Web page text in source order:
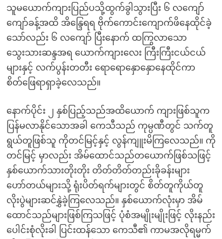
သူမယောက်ကျားပြည်ပသို့ထွက်ခွါသွားပြီး ၆ လကျော်
ကျော်ခန့်အထိ အိန္ဒြေရရ ဗိုက်ကောင်းကျောက်ဖိနေထိုင်ခဲ့
သော်လည်း ၆ လကျော် ပြီးနောက် ထကြွလာသော
သွေးသားဆန္ဒအရ ယောက်ကျားလေး ကြီးကြီးငယ်ငယ်
များနှင့် လက်ပွန်းတတီး ရောရောနှောနှောနေထိုင်ကာ
စိတ်ဖြေရာရှာခဲ့လေသည်။
နောက်ပိုင်း ၂ နှစ်ပြည့်သည်အထိယောက် ကျားဖြစ်သူက
ပြန်မလာနိုင်သောအခါ ကေသီသည် ကုမ္ပဏီတွင် သက်တူ
ရွယ်တူဖြစ်သူ ကိုတင်မြင့်နှင့် လွန်ကျူးမိကြလေသည်။ ကို
တင်မြင့် မှာလည်း အိမ်ထောင်သည်တယောက်ဖြစ်သဖြင့်
နှစ်ယောက်သားတိုးတိုး တိတ်တိတ်တည်းခိုခန်းများ
ဟော်တယ်များသို့ ရုံးပိတ်ရက်များတွင် စိတ်တူကိုယ်တူ
လိုးပွဲများဆင်နွှဲခဲ့ကြလေသည်။ နှစ်ယောက်လုံးမှာ အိမ်
ထောင်သည်များဖြစ်ကြသဖြင့် ပုံစံအမျိုးမျိုးဖြင့် လိုးနည်း
ပေါင်းစုံလိုးခါ ပြင်းထန်သော ကေသီ၏ ကာမအလိုရမ္မက်